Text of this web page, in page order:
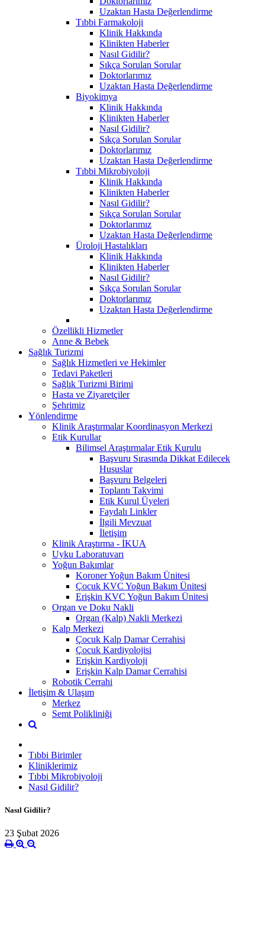
Uzaktan Hasta Değerlendirme
Tıbbi Farmakoloji
Klinik Hakkında
Klinikten Haberler
Nasıl Gidilir?
Sıkça Sorulan Sorular
Doktorlarımız
Uzaktan Hasta Değerlendirme
Biyokimya
Klinik Hakkında
Klinikten Haberler
Nasıl Gidilir?
Sıkça Sorulan Sorular
Doktorlarımız
Uzaktan Hasta Değerlendirme
Tıbbi Mikrobiyoloji
Klinik Hakkında
Klinikten Haberler
Nasıl Gidilir?
Sıkça Sorulan Sorular
Doktorlarımız
Uzaktan Hasta Değerlendirme
Üroloji Hastalıkları
Klinik Hakkında
Klinikten Haberler
Nasıl Gidilir?
Sıkça Sorulan Sorular
Doktorlarımız
Uzaktan Hasta Değerlendirme
Özellikli Hizmetler
Anne & Bebek
Sağlık Turizmi
Sağlık Hizmetleri ve Hekimler
Tedavi Paketleri
Sağlık Turizmi Birimi
Hasta ve Ziyaretçiler
Şehrimiz
Yönlendirme
Klinik Araştırmalar Koordinasyon Merkezi
Etik Kurullar
Bilimsel Araştırmalar Etik Kurulu
Başvuru Sırasında Dikkat Edilecek
Hususlar
Başvuru Belgeleri
Toplantı Takvimi
Etik Kurul Üyeleri
Faydalı Linkler
İlgili Mevzuat
İletişim
Klinik Araştırma - İKUA
Uyku Laboratuvarı
Yoğun Bakımlar
Koroner Yoğun Bakım Ünitesi
Çocuk KVC Yoğun Bakım Ünitesi
Erişkin KVC Yoğun Bakım Ünitesi
Organ ve Doku Nakli
Organ (Kalp) Nakli Merkezi
Kalp Merkezi
Çocuk Kalp Damar Cerrahisi
Çocuk Kardiyolojisi
Erişkin Kardiyoloji
Erişkin Kalp Damar Cerrahisi
Robotik Cerrahi
İletişim & Ulaşım
Merkez
Semt Polikliniği
Tıbbi Birimler
Kliniklerimiz
Tıbbi Mikrobiyoloji
Nasıl Gidilir?
Nasıl Gidilir?
23 Şubat 2026